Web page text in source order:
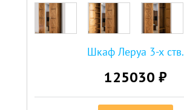
Шкаф Леруа 3-х ств.
125030 ₽